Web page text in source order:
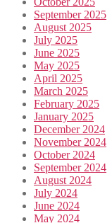
September 2025
August 2025
July 2025
June 2025
May 2025
April 2025
March 2025
February 2025
January 2025
December 2024
November 2024
October 2024
September 2024
August 2024
July 2024
June 2024
May 2024